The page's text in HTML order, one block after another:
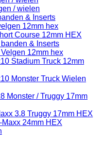
/ wielen
& Inserts
12mm hex
Course 12mm HEX
& Inserts
12mm hex
Stadium Truck 12mm
Monster Truck Wielen
Monster / Truggy 17mm
3.8 Truggy 17mm HEX
24mm HEX